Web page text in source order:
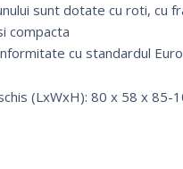
sunt dotate cu roti, cu
compacta
cu standardul
(LxWxH): 80 x 58 x